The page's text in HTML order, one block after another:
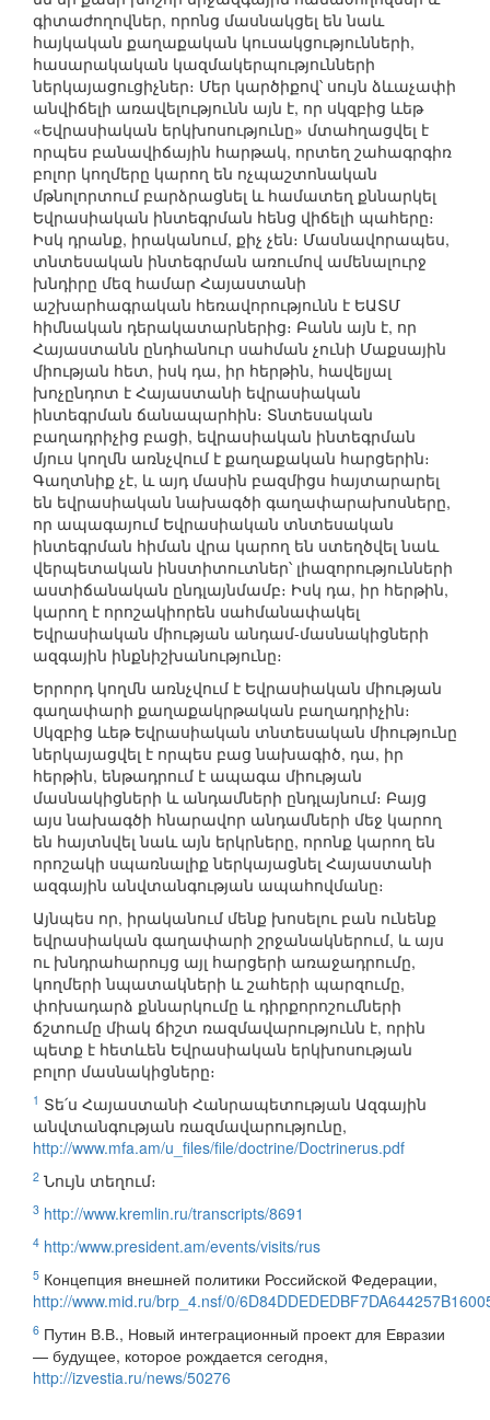
գիտաժողովներ, որոնց մասնակցել են նաև
հայկական քաղաքական կուսակցությունների,
հասարակական կազմակերպությունների
ներկայացուցիչներ։ Մեր կարծիքով՝ սույն ձևաչափի
անվիճելի առավելությունն այն է, որ սկզբից ևեթ
«Եվրասիական երկխոսությունը» մտահղացվել է
որպես բանավիճային հարթակ, որտեղ շահագրգիռ
բոլոր կողմերը կարող են ոչպաշտոնական
մթնոլորտում բարձրացնել և համատեղ քննարկել
Եվրասիական ինտեգրման հենց վիճելի պահերը։
Իսկ դրանք, իրականում, քիչ չեն։ Մասնավորապես,
տնտեսական ինտեգրման առումով ամենալուրջ
խնդիրը մեզ համար Հայաստանի
աշխարհագրական հեռավորությունն է ԵԱՏՄ
հիմնական դերակատարներից։ Բանն այն է, որ
Հայաստանն ընդհանուր սահման չունի Մաքսային
միության հետ, իսկ դա, իր հերթին, հավելյալ
խոչընդոտ է Հայաստանի եվրասիական
ինտեգրման ճանապարհին։ Տնտեսական
բաղադրիչից բացի, եվրասիական ինտեգրման
մյուս կողմն առնչվում է քաղաքական հարցերին։
Գաղտնիք չէ, և այդ մասին բազմիցս հայտարարել
են եվրասիական նախագծի գաղափարախոսները,
որ ապագայում Եվրասիական տնտեսական
ինտեգրման հիման վրա կարող են ստեղծվել նաև
վերպետական ինստիտուտներ՝ լիազորությունների
աստիճանական ընդլայնմամբ։ Իսկ դա, իր հերթին,
կարող է որոշակիորեն սահմանափակել
Եվրասիական միության անդամ-մասնակիցների
ազգային ինքնիշխանությունը։
Երրորդ կողմն առնչվում է Եվրասիական միության
գաղափարի քաղաքակրթական բաղադրիչին։
Սկզբից ևեթ Եվրասիական տնտեսական միությունը
ներկայացվել է որպես բաց նախագիծ, դա, իր
հերթին, ենթադրում է ապագա միության
մասնակիցների և անդամների ընդլայնում։ Բայց
այս նախագծի հնարավոր անդամների մեջ կարող
են հայտնվել նաև այն երկրները, որոնք կարող են
որոշակի սպառնալիք ներկայացնել Հայաստանի
ազգային անվտանգության ապահովմանը։
Այնպես որ, իրականում մենք խոսելու բան ունենք
եվրասիական գաղափարի շրջանակներում, և այս
ու խնդրահարույց այլ հարցերի առաջադրումը,
կողմերի նպատակների և շահերի պարզումը,
փոխադարձ քննարկումը և դիրքորոշումների
ճշտումը միակ ճիշտ ռազմավարությունն է, որին
պետք է հետևեն Եվրասիական երկխոսության
բոլոր մասնակիցները։
1 Տե՛ս Հայաստանի Հանրապետության Ազգային
անվտանգության ռազմավարությունը,
http://www.mfa.am/u_files/file/doctrine/Doctrinerus.pdf
2 Նույն տեղում։
3 http://www.kremlin.ru/transcripts/8691
4 http:/www.president.am/events/visits/rus
5 Концепция внешней политики Российской Федерации,
http://www.mid.ru/brp_4.nsf/0/
6 Путин В.В., Новый интеграционный проект для Евразии
— будущее, которое рождается сегодня,
http://izvestia.ru/news/50276